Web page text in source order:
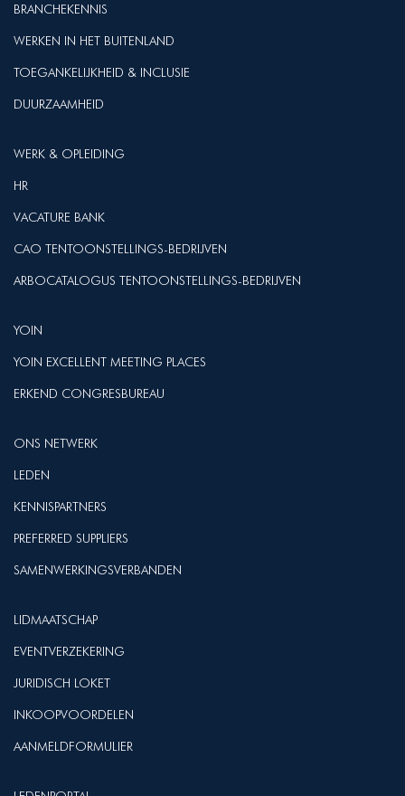
BRANCHEKENNIS
WERKEN IN HET BUITENLAND
TOEGANKELIJKHEID & INCLUSIE
DUURZAAMHEID
WERK & OPLEIDING
HR
VACATURE BANK
CAO TENTOONSTELLINGS-BEDRIJVEN
ARBOCATALOGUS TENTOONSTELLINGS-BEDRIJVEN
YOIN
YOIN EXCELLENT MEETING PLACES
ERKEND CONGRESBUREAU
ONS NETWERK
LEDEN
KENNISPARTNERS
PREFERRED SUPPLIERS
SAMENWERKINGSVERBANDEN
LIDMAATSCHAP
EVENTVERZEKERING
JURIDISCH LOKET
INKOOPVOORDELEN
AANMELDFORMULIER